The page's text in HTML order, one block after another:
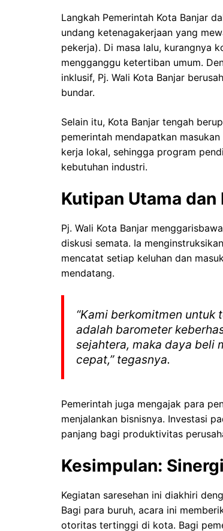
Langkah Pemerintah Kota Banjar
undang ketenagakerjaan yang
pekerja). Di masa lalu, kurangnya
mengganggu ketertiban umum.
inklusif, Pj. Wali Kota Banjar
bundar.
Selain itu, Kota Banjar tengah
pemerintah mendapatkan
kerja lokal, sehingga program
kebutuhan industri.
Kutipan Utama
Pj. Wali Kota Banjar
diskusi semata. Ia
mencatat setiap keluhan dan
mendatang.
“Kami berkomitmen untuk
adalah barometer
sejahtera, maka daya beli
cepat,” tegasnya.
Pemerintah juga mengajak para
menjalankan bisnisnya. Investasi
panjang bagi produktivitas
Kesimpulan:
Kegiatan saresehan ini diakhiri
Bagi para buruh, acara ini
otoritas tertinggi di kota. Bagi